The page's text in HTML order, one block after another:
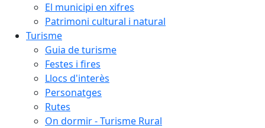
El municipi en xifres
Patrimoni cultural i natural
Turisme
Guia de turisme
Festes i fires
Llocs d'interès
Personatges
Rutes
On dormir - Turisme Rural